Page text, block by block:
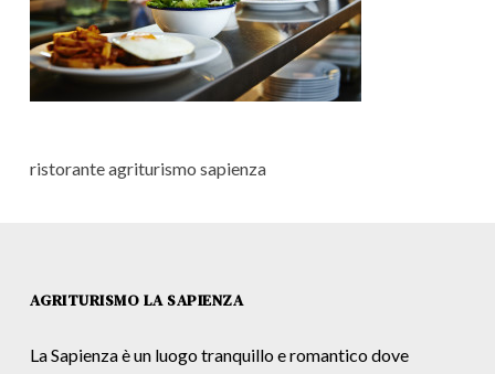
ristorante agriturismo sapienza
AGRITURISMO LA SAPIENZA
La Sapienza è un luogo tranquillo e romantico dove